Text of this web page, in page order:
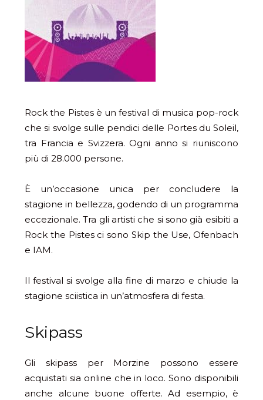
Rock the Pistes è un festival di musica pop-rock
che si svolge sulle pendici delle Portes du Soleil,
tra Francia e Svizzera. Ogni anno si riuniscono
più di 28.000 persone.
È un’occasione unica per concludere la
stagione in bellezza, godendo di un programma
eccezionale. Tra gli artisti che si sono già esibiti a
Rock the Pistes ci sono Skip the Use, Ofenbach
e IAM.
Il festival si svolge alla fine di marzo e chiude la
stagione sciistica in un’atmosfera di festa.
Skipass
Gli skipass per Morzine possono essere
acquistati sia online che in loco. Sono disponibili
anche alcune buone offerte. Ad esempio, è